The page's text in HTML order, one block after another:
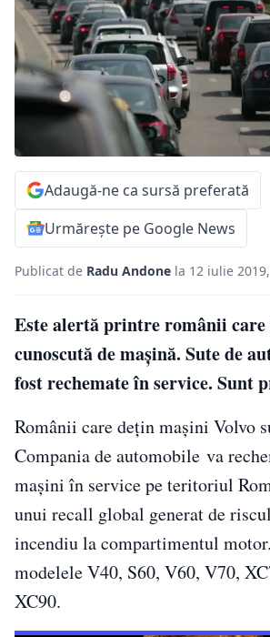
Adaugă-ne ca sursă preferată
Urmărește pe Google News
Publicat de Radu Andone la 12 iulie
Este alertă printre românii
cunoscută de mașină. Sute de
fost rechemate în service. Sunt
Românii care dețin mașini Volvo
Compania de automobile va
mașini în service pe teritoriul
unui recall global generat de
incendiu la compartimentul
modelele V40, S60, V60, V70,
XC90.